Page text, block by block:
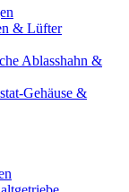
& Lüfter
Ablasshahn &
Gehäuse &